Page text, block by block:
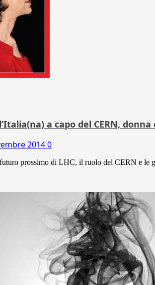
a capo del CERN,
20140
prossimo di LHC, il ruolo del CERN e le